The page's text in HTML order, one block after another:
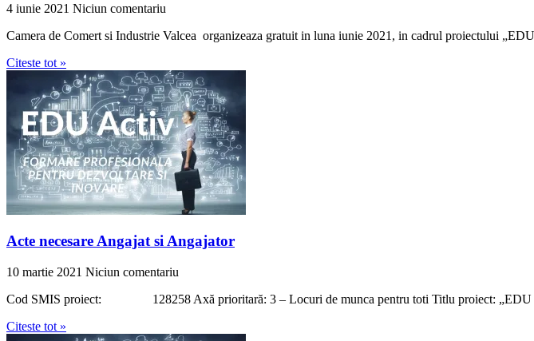
4 iunie 2021 Niciun comentariu
Camera de Comert si Industrie Valcea organizeaza gratuit in luna iunie 2021, in cadrul proiectului
Citeste tot »
Acte necesare Angajat si Angajator
10 martie 2021 Niciun comentariu
Cod SMIS proiect: 128258 Axă prioritară: 3 – Locuri de munca pentru toti Titlu proiect: „EDU
Citeste tot »